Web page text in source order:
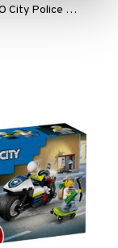
60316 LEGO City Police Poliisiasema